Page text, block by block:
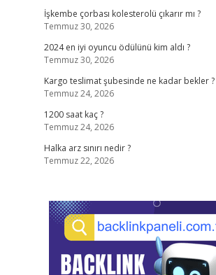
İşkembe çorbası kolesterolü çıkarır mı ?
Temmuz 30, 2026
2024 en iyi oyuncu ödülünü kim aldı ?
Temmuz 30, 2026
Kargo teslimat şubesinde ne kadar bekler ?
Temmuz 24, 2026
1200 saat kaç ?
Temmuz 24, 2026
Halka arz sınırı nedir ?
Temmuz 22, 2026